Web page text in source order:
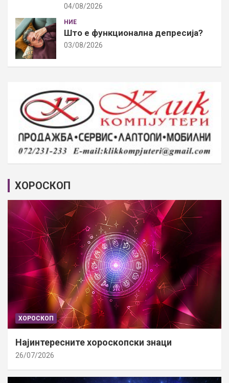
04/08/2026
НИЕ
Што е функционална депресија?
03/08/2026
ХОРОСКОП
ХОРОСКОП
Најинтересните хороскопски знаци
26/07/2026